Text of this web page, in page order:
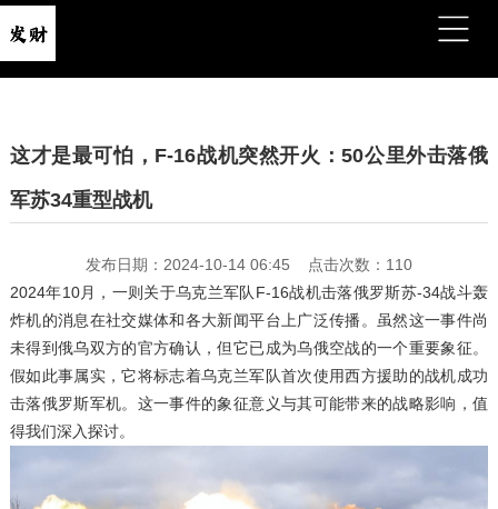
这才是最可怕，F-16战机突然开火：50公里外击落俄
军苏34重型战机
发布日期：2024-10-14 06:45 点击次数：110
2024年10月，一则关于乌克兰军队F-16战机击落俄罗斯苏-34战斗轰
炸机的消息在社交媒体和各大新闻平台上广泛传播。虽然这一事件尚
未得到俄乌双方的官方确认，但它已成为乌俄空战的一个重要象征。
假如此事属实，它将标志着乌克兰军队首次使用西方援助的战机成功
击落俄罗斯军机。这一事件的象征意义与其可能带来的战略影响，值
得我们深入探讨。